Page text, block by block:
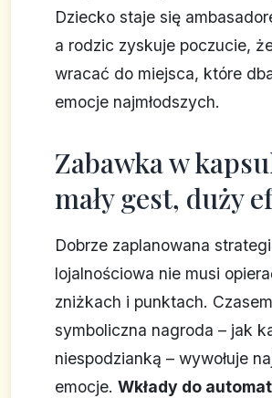
Dziecko staje się
a rodzic zyskuje poczucie,
wracać do miejsca, które
emocje najmłodszych.
Zabawka w
mały gest, duży
Dobrze zaplanowana
lojalnościowa nie musi
zniżkach i punktach.
symboliczna nagroda – jak
niespodzianką – wywołuje
emocje. Wkłady do